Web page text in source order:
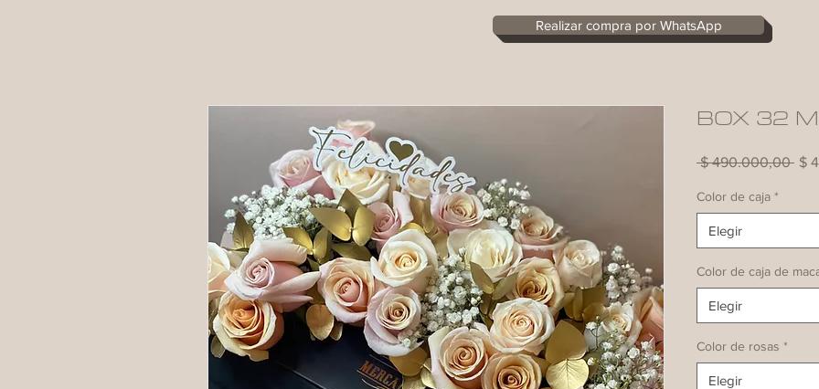
BOX 32
$ 490.000,00 $
Color de caja *
Elegir
Color de caja de
Elegir
Color de rosas *
Elegir
Realizar compra por WhatsApp